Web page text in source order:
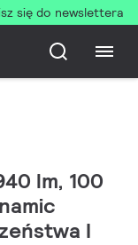
się do newslettera
lm, 100
I